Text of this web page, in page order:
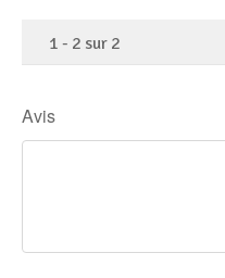
1 - 2 sur 2
Avis